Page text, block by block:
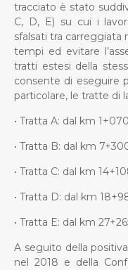
tracciato è stato
C, D, E) su cui i
sfalsati tra carreggiata
tempi ed evitare
tratti estesi della
consente di eseguire
particolare, le tratte di
• Tratta A: dal km
• Tratta B: dal km
• Tratta C: dal km
• Tratta D: dal km
• Tratta E: dal km
A seguito della
nel 2018 e della